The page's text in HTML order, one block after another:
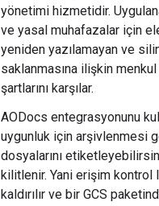
yönetimi hizmetidir.
ve yasal muhafazalar için
yeniden yazılamayan ve
saklanmasına ilişkin
şartlarını karşılar.
AODocs entegrasyonunu
uygunluk için arşivlenmesi
dosyalarını
kilitlenir. Yani erişim kontrol
kaldırılır ve bir GCS